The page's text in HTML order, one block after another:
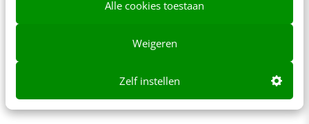
Alle cookies toestaan
Weigeren
Zelf instellen
Marketing
Community